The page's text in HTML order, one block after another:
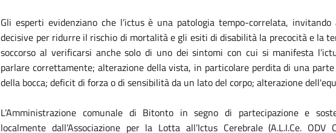
Gli esperti evidenziano che l’ictus è una patologia tempo-correlata,
decisive per ridurre il rischio di mortalità e gli esiti di disabilità la precocità e la
soccorso al verificarsi anche solo di uno dei sintomi con cui si manifesta
parlare correttamente; alterazione della vista, in particolare perdita di una
della bocca; deficit di forza o di sensibilità da un lato del corpo; alterazione
L’Amministrazione comunale di Bitonto in segno di partecipazione e
localmente dall’Associazione per la Lotta all’Ictus Cerebrale (A.L.I.Ce.